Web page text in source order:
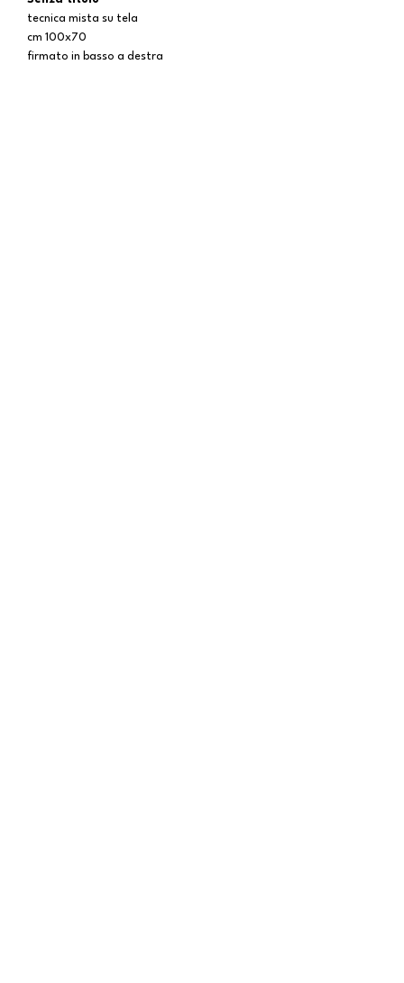
tecnica mista su tela
cm 100x70
firmato in basso a destra